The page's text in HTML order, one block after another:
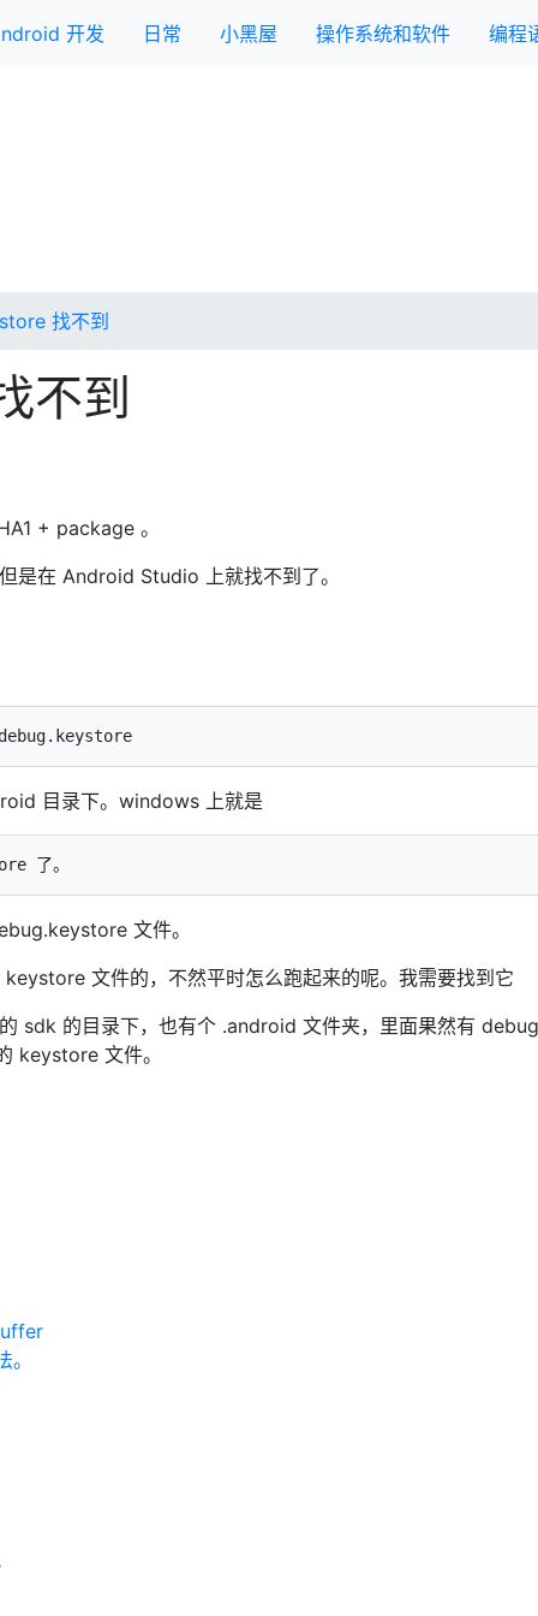
开发 日常 小黑屋 操作系统和软件 编程
找不到
不到
+ package 。
是在 Android Studio 上就找不到了。
目录下。windows 上就是
文件。
文件的，不然平时怎么跑起来的呢。我需要找到它
sdk 的目录下，也有个 .android 文件夹，里面果然有
keystore 文件。